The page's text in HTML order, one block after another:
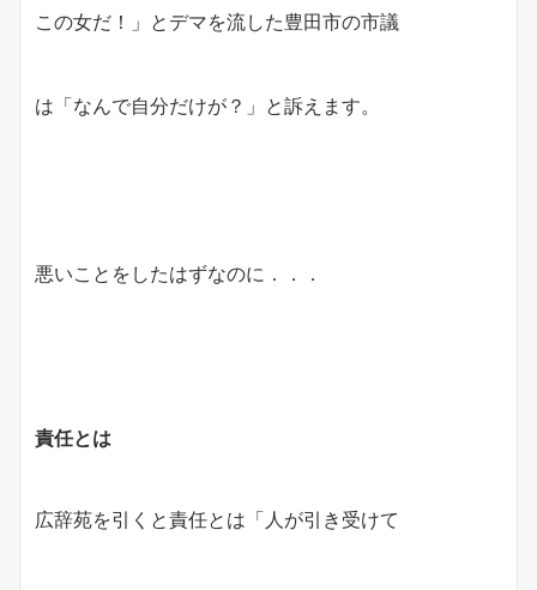
この女だ！」とデマを流した豊田市の市議
は「なんで自分だけが？」と訴えます。
悪いことをしたはずなのに．．．
責任とは
広辞苑を引くと責任とは「人が引き受けて